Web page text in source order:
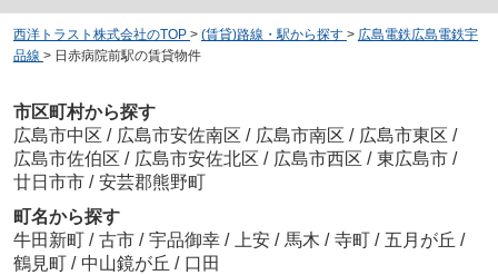
西洋トラスト株式会社のTOP > (賃貸)路線・駅から探す > 広島電鉄広島電鉄宇
品線 > 日赤病院前駅の賃貸物件
市区町村から探す
広島市中区 / 広島市安佐南区 / 広島市南区 / 広島市東区 /
広島市佐伯区 / 広島市安佐北区 / 広島市西区 / 東広島市 /
廿日市市 / 安芸郡熊野町
町名から探す
牛田新町 / 古市 / 宇品御幸 / 上安 / 馬木 / 寺町 / 五月が丘 /
鶴見町 / 中山鏡が丘 / 口田